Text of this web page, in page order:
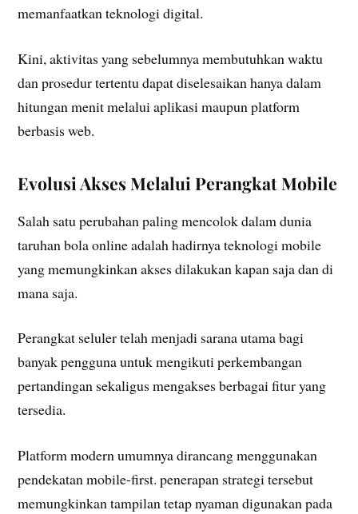
memanfaatkan teknologi digital.
Kini, aktivitas yang sebelumnya membutuhkan waktu
dan prosedur tertentu dapat diselesaikan hanya dalam
hitungan menit melalui aplikasi maupun platform
berbasis web.
Evolusi Akses Melalui Perangkat Mobile
Salah satu perubahan paling mencolok dalam dunia
taruhan bola online adalah hadirnya teknologi mobile
yang memungkinkan akses dilakukan kapan saja dan di
mana saja.
Perangkat seluler telah menjadi sarana utama bagi
banyak pengguna untuk mengikuti perkembangan
pertandingan sekaligus mengakses berbagai fitur yang
tersedia.
Platform modern umumnya dirancang menggunakan
pendekatan mobile-first. penerapan strategi tersebut
memungkinkan tampilan tetap nyaman digunakan pada